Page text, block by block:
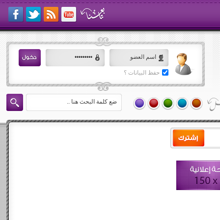
حفظ البيانات ؟